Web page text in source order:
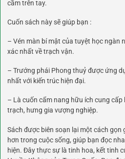
cầm trên tay.
Cuốn sách này sẽ giúp bạn :
– Vén màn bí mật của tuyệt học ngàn
xác nhất về trạch vận.
– Trướng phái Phong thuỷ được ứng
nhất với kiến trúc hiện đại.
– Là cuốn cẩm nang hữu ích cung
trạch, hưng gia vượng nghiệp.
Sách được biên soạn lại một cách gọn
hơn trong cuộc sống, giúp bạn đọc
hiện. Đây thực sự là tinh hoa, kết tinh